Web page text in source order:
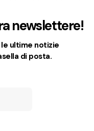
newslettere!
le ultime notizie
di posta.